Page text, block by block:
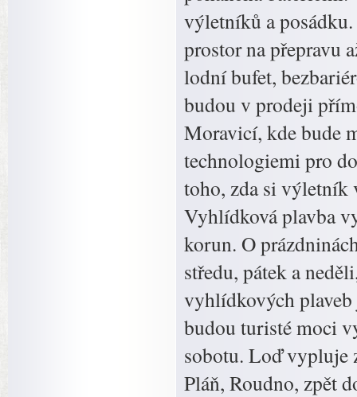
výletníků a
prostor na přepravu
lodní bufet,
budou v prodeji
Moravicí, kde bude
technologiemi pro
toho, zda si výletník
Vyhlídková plavba
korun. O
středu, pátek a
vyhlídkových plaveb
budou turisté moci
sobotu. Loď vypluje
Pláň, Roudno, zpět